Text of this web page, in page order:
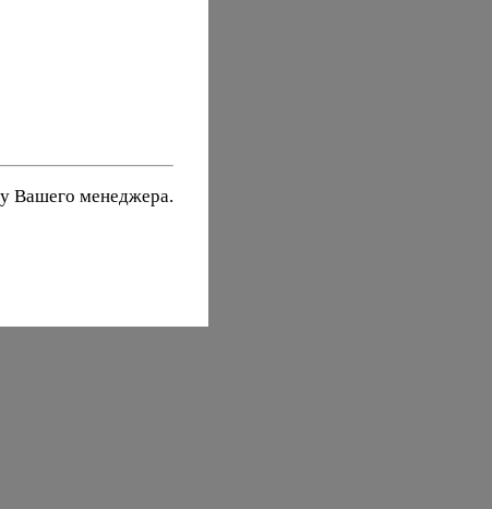
Вашего менеджера.